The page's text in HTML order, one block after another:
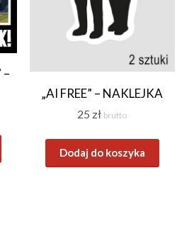
–
„AI FREE” – NAKLEJKA
25 zł brutto
Dodaj do koszyka